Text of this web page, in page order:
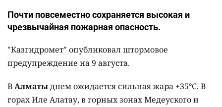
Почти повсеместно сохраняется высокая и
чрезвычайная пожарная опасность.
"Казгидромет" опубликовал штормовое
предупреждение на 9 августа.
ВАлматыднем ожидается сильная жара +35°C. В
горах Иле Алатау, в горных зонах Медеуского и